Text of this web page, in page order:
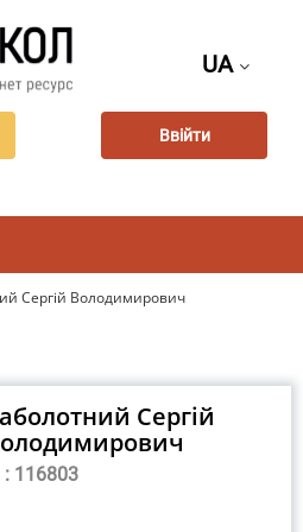
UA
Ввійти
Сергій Володимирович
Сергій
: 116803